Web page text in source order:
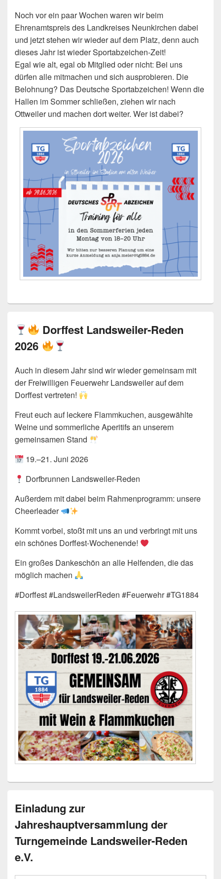
Noch vor ein paar Wochen waren wir beim
Ehrenamtspreis des Landkreises Neunkirchen dabei
und jetzt stehen wir wieder auf dem Platz, denn auch
dieses Jahr ist wieder Sportabzeichen-Zeit!
Egal wie alt, egal ob Mitglied oder nicht: Bei uns
dürfen alle mitmachen und sich ausprobieren. Die
Belohnung? Das Deutsche Sportabzeichen! Wenn die
Hallen im Sommer schließen, ziehen wir nach
Ottweiler und machen dort weiter. Wer ist dabei?
Dorffest Landsweiler-Reden
2026
Auch in diesem Jahr sind wir wieder gemeinsam mit
der Freiwilligen Feuerwehr Landsweiler auf dem
Dorffest vertreten!
Freut euch auf leckere Flammkuchen, ausgewählte
Weine und sommerliche Aperitifs an unserem
gemeinsamen Stand
19.–21. Juni 2026
Dorfbrunnen Landsweiler-Reden
Außerdem mit dabei beim Rahmenprogramm: unsere
Cheerleader
Kommt vorbei, stoßt mit uns an und verbringt mit uns
ein schönes Dorffest-Wochenende!
Ein großes Dankeschön an alle Helfenden, die das
möglich machen
#Dorffest #LandsweilerReden #Feuerwehr #TG1884
Einladung zur
Jahreshauptversammlung der
Turngemeinde Landsweiler-Reden
e.V.